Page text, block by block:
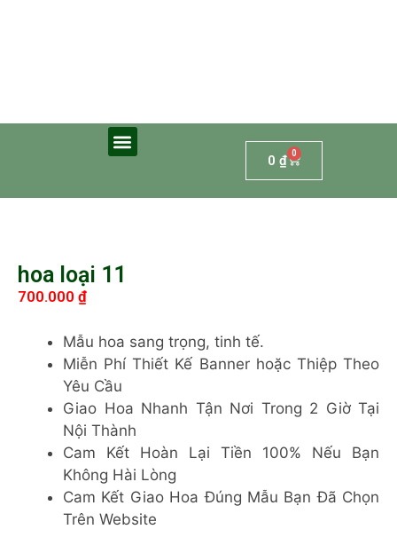
0 ₫ 0
hoa loại 11
700.000 ₫
Mẫu hoa sang trọng, tinh tế.
Miễn Phí Thiết Kế Banner hoặc Thiệp Theo
Yêu Cầu
Giao Hoa Nhanh Tận Nơi Trong 2 Giờ Tại
Nội Thành
Cam Kết Hoàn Lại Tiền 100% Nếu Bạn
Không Hài Lòng
Cam Kết Giao Hoa Đúng Mẫu Bạn Đã Chọn
Trên Website